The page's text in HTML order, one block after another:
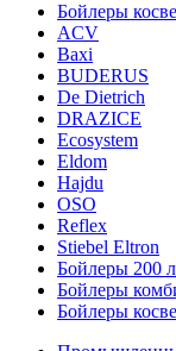
Бойлеры
ACV
Baxi
BUDERUS
De Dietrich
DRAZICE
Ecosystem
Eldom
Hajdu
OSO
Reflex
Stiebel Eltron
Бойлеры 200
Бойлеры
Бойлеры